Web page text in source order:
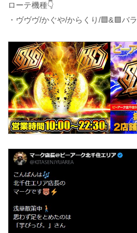
ローテ機種👇
・ヴヴヴ/かぐや/からくり/🟦&🟪バラ